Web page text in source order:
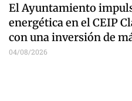
El Ayuntamiento
energética en el CEIP
con una inversión de
04/08/2026